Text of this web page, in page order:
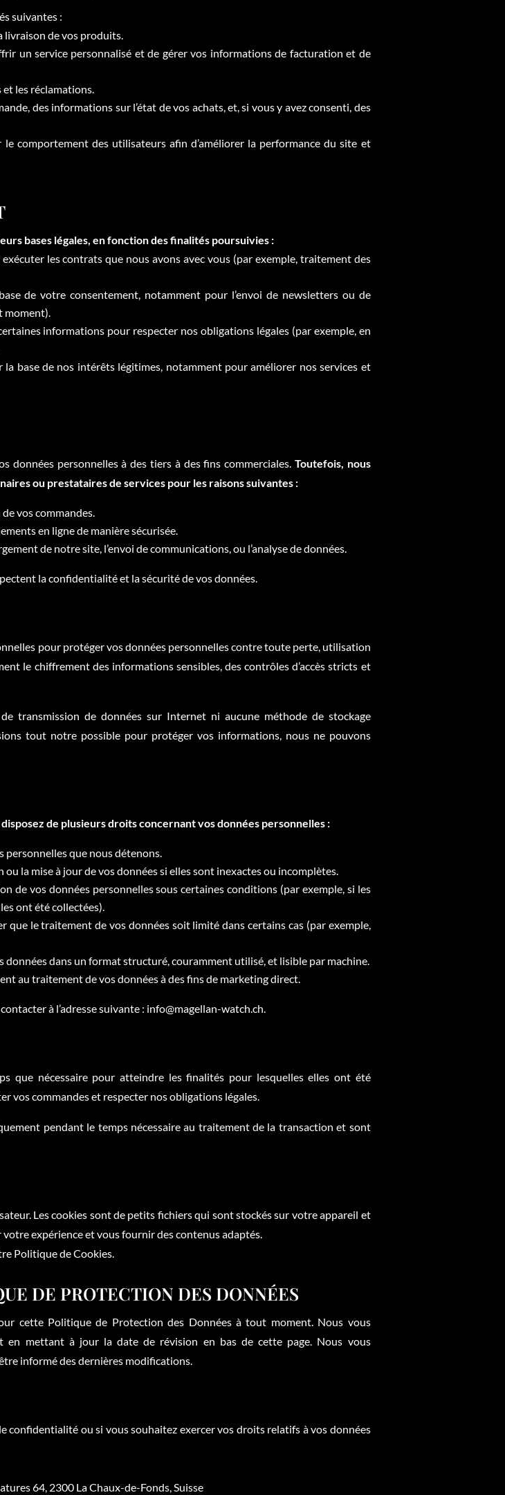
suivantes :
livraison de vos produits.
un service personnalisé et de gérer vos informations de facturation et de
les réclamations.
des informations sur l’état de vos achats, et, si vous y avez consenti, des
le comportement des utilisateurs afin d’améliorer la performance du site et
bases légales, en fonction des finalités poursuivies :
les contrats que nous avons avec vous (par exemple, traitement des
de votre consentement, notamment pour l’envoi de newsletters ou de
informations pour respecter nos obligations légales (par exemple, en
base de nos intérêts légitimes, notamment pour améliorer nos services et
données personnelles à des tiers à des fins commerciales. Toutefois, nous
ou prestataires de services pour les raisons suivantes :
vos commandes.
en ligne de manière sécurisée.
de notre site, l’envoi de communications, ou l’analyse de données.
la confidentialité et la sécurité de vos données.
pour protéger vos données personnelles contre toute perte, utilisation
le chiffrement des informations sensibles, des contrôles d’accès stricts et
transmission de données sur Internet ni aucune méthode de stockage
tout notre possible pour protéger vos informations, nous ne pouvons
de plusieurs droits concernant vos données personnelles :
personnelles que nous détenons.
la mise à jour de vos données si elles sont inexactes ou incomplètes.
de vos données personnelles sous certaines conditions (par exemple, si les
ont été collectées).
que le traitement de vos données soit limité dans certains cas (par exemple,
données dans un format structuré, couramment utilisé, et lisible par machine.
au traitement de vos données à des fins de marketing direct.
à l’adresse suivante : info@magellan-watch.ch.
que nécessaire pour atteindre les finalités pour lesquelles elles ont été
vos commandes et respecter nos obligations légales.
pendant le temps nécessaire au traitement de la transaction et sont
Les cookies sont de petits fichiers qui sont stockés sur votre appareil et
expérience et vous fournir des contenus adaptés.
Politique de Cookies.
DE PROTECTION DES DONNÉES
cette Politique de Protection des Données à tout moment. Nous vous
en mettant à jour la date de révision en bas de cette page. Nous vous
informé des dernières modifications.
confidentialité ou si vous souhaitez exercer vos droits relatifs à vos données
64, 2300 La Chaux-de-Fonds, Suisse